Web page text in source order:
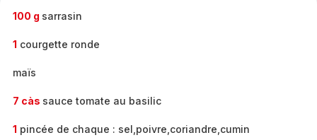
100 g sarrasin
1 courgette ronde
maïs
7 càs sauce tomate au basilic
1 pincée de chaque : sel,poivre,coriandre,cumin